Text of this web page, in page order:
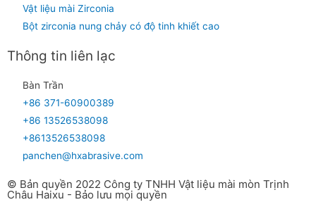
Vật liệu mài Zirconia
Bột zirconia nung chảy có độ tinh khiết cao
Thông tin liên lạc
Bàn Trần
+86 371-60900389
+86 13526538098
+8613526538098
panchen@hxabrasive.com
© Bản quyền 2022 Công ty TNHH Vật liệu mài mòn Trịnh
Châu Haixu - Bảo lưu mọi quyền